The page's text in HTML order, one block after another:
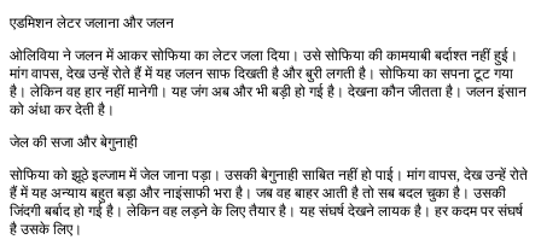
एडमिशन लेटर जलाना और जलन
ओलिविया ने जलन में आकर सोफिया का लेटर जला दिया। उसे सोफिया की कामयाबी बर्दाश्त नहीं हुई।
मांग वापस, देख उन्हें रोते हैं में यह जलन साफ दिखती है और बुरी लगती है। सोफिया का सपना टूट गया
है। लेकिन वह हार नहीं मानेगी। यह जंग अब और भी बड़ी हो गई है। देखना कौन जीतता है। जलन इंसान
को अंधा कर देती है।
जेल की सजा और बेगुनाही
सोफिया को झूठे इल्जाम में जेल जाना पड़ा। उसकी बेगुनाही साबित नहीं हो पाई। मांग वापस, देख उन्हें रोते
हैं में यह अन्याय बहुत बड़ा और नाइंसाफी भरा है। जब वह बाहर आती है तो सब बदल चुका है। उसकी
जिंदगी बर्बाद हो गई है। लेकिन वह लड़ने के लिए तैयार है। यह संघर्ष देखने लायक है। हर कदम पर संघर्ष
है उसके लिए।